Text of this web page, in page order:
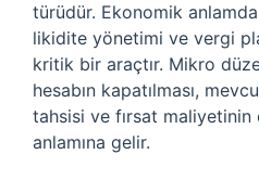
türüdür. Ekonomik
likidite yönetimi ve vergi
kritik bir araçtır. Mikro
hesabın kapatılması,
tahsisi ve fırsat
anlamına gelir.